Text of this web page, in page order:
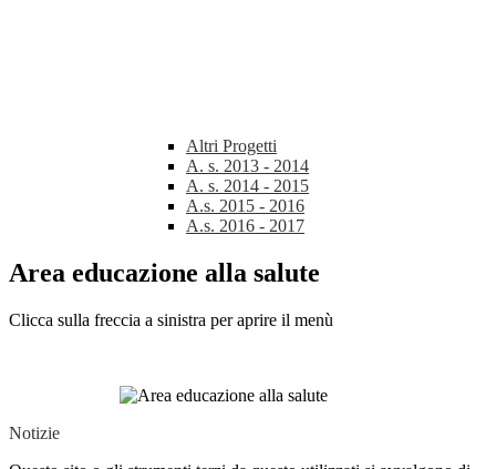
Altri Progetti
A. s. 2013 - 2014
A. s. 2014 - 2015
A.s. 2015 - 2016
A.s. 2016 - 2017
Area educazione alla salute
Clicca sulla freccia a sinistra per aprire il menù
Notizie